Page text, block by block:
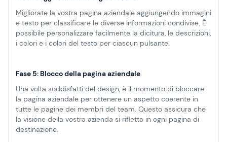
Migliorate la vostra pagina aziendale aggiungendo immagini
e testo per classificare le diverse informazioni condivise. È
possibile personalizzare facilmente la dicitura, le descrizioni,
i colori e i colori del testo per ciascun pulsante.
Fase 5: Blocco della pagina aziendale
Una volta soddisfatti del design, è il momento di bloccare
la pagina aziendale per ottenere un aspetto coerente in
tutte le pagine dei membri del team. Questo assicura che
la visione della vostra azienda si rifletta in ogni pagina di
destinazione.